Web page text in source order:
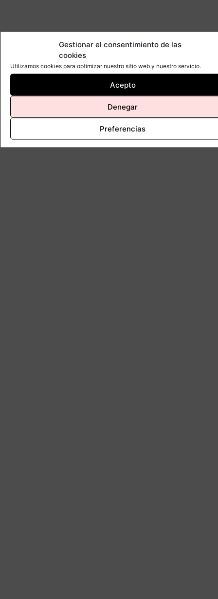
Gestionar el consentimiento de las
cookies
Utilizamos cookies para optimizar nuestro sitio web y nuestro servicio.
Acepto
Denegar
Preferencias